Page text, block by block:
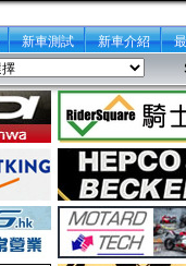
新車測試 新車介紹